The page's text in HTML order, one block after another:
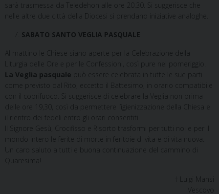
sarà trasmessa da Teledehon alle ore 20.30. Si suggerisce che
nelle altre due città della Diocesi si prendano iniziative analoghe.
SABATO SANTO VEGLIA PASQUALE
Al mattino le Chiese siano aperte per la Celebrazione della
Liturgia delle Ore e per le Confessioni, così pure nel pomeriggio.
La Veglia pasquale può essere celebrata in tutte le sue parti
come previsto dal Rito, eccetto il Battesimo, in orario compatibile
con il coprifuoco. Si suggerisce di celebrare la Veglia non prima
delle ore 19,30, così da permettere l’igienizzazione della Chiesa e
il rientro dei fedeli entro gli orari consentiti.
Il Signore Gesù, Crocifisso e Risorto trasformi per tutti noi e per il
mondo intero le ferite di morte in feritoie di vita e di vita nuova.
Un caro saluto a tutti e buona continuazione del cammino di
Quaresima!
† Luigi Mansi